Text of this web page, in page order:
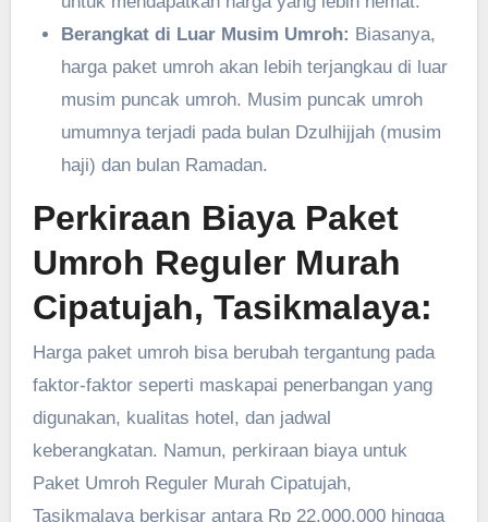
Berangkat di Luar Musim Umroh: Biasanya,
harga paket umroh akan lebih terjangkau di luar
musim puncak umroh. Musim puncak umroh
umumnya terjadi pada bulan Dzulhijjah (musim
haji) dan bulan Ramadan.
Perkiraan Biaya Paket
Umroh Reguler Murah
Cipatujah, Tasikmalaya:
Harga paket umroh bisa berubah tergantung pada
faktor-faktor seperti maskapai penerbangan yang
digunakan, kualitas hotel, dan jadwal
keberangkatan. Namun, perkiraan biaya untuk
Paket Umroh Reguler Murah Cipatujah,
Tasikmalaya berkisar antara Rp 22.000.000 hingga